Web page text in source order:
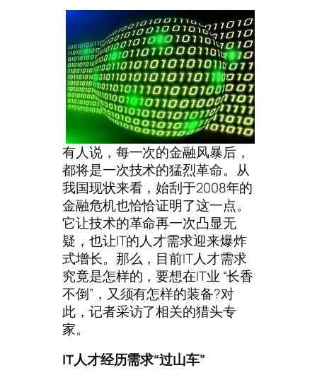
有人说，每一次的金融风暴后，
都将是一次技术的猛烈革命。从
我国现状来看，始刮于2008年的
金融危机也恰恰证明了这一点。
它让技术的革命再一次凸显无
疑，也让IT的人才需求迎来爆炸
式增长。那么，目前IT人才需求
究竟是怎样的，要想在IT业 “长香
不倒”，又须有怎样的装备?对
此，记者采访了相关的猎头专
家。
IT人才经历需求“过山车”